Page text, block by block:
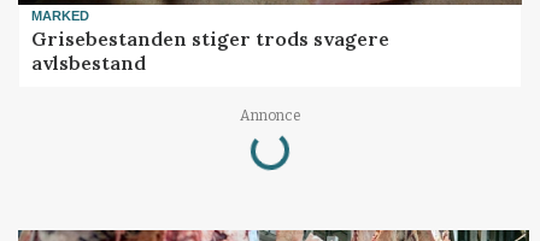
MARKED
Grisebestanden stiger trods svagere
avlsbestand
Annonce
Loading...